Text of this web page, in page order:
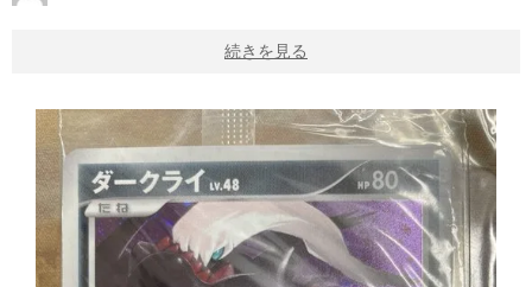
続きを見る